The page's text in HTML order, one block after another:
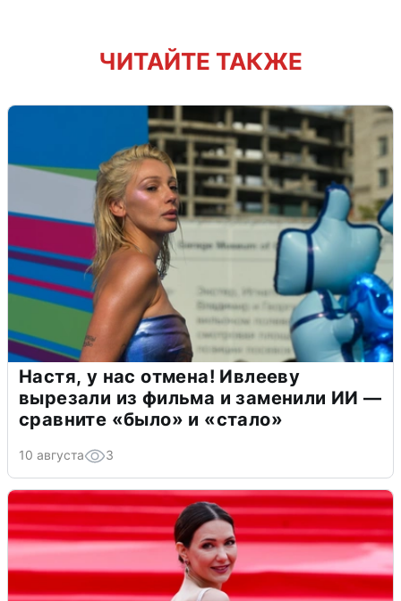
ЧИТАЙТЕ ТАКЖЕ
Настя, у нас отмена! Ивлееву
вырезали из фильма и заменили ИИ —
сравните «было» и «стало»
10 августа 3